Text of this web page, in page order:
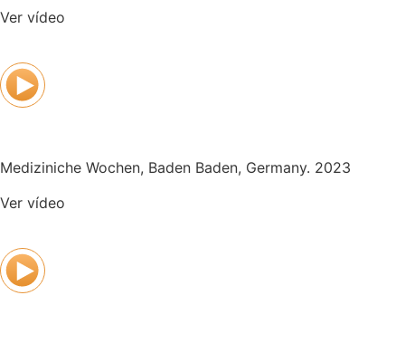
Ver vídeo
Mediziniche Wochen, Baden Baden, Germany. 2023
Ver vídeo